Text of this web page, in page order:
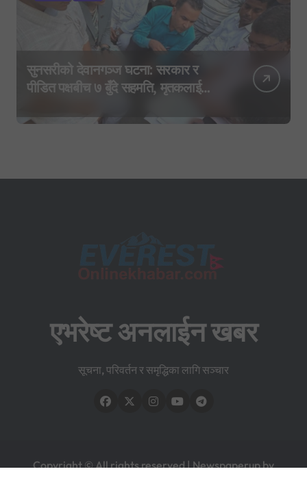
सुनसरीको देवानगञ्ज घटना: सरकार र
पीडित पक्षबीच ७ बुँदे सहमति, मृतकलाई
एभरेष्ट अनलाईन खबर
सूचना, परिवर्तन र समृद्धिका लागि सञ्चार
Copyright © All rights reserved|Newspaperupby